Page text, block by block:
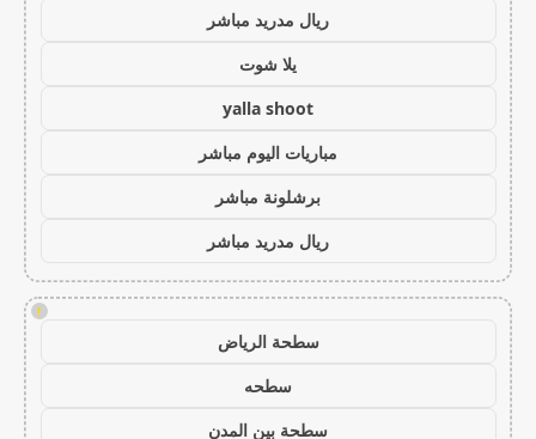
ريال مدريد مباشر
يلا شوت
yalla shoot
مباريات اليوم مباشر
برشلونة مباشر
ريال مدريد مباشر
!
سطحة الرياض
سطحه
سطحة بين المدن